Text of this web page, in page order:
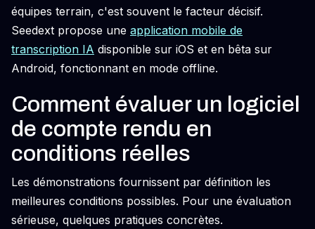
équipes terrain, c'est souvent le facteur décisif.
Seedext propose une application mobile de
transcription IA disponible sur iOS et en bêta sur
Android, fonctionnant en mode offline.
Comment évaluer un logiciel
de compte rendu en
conditions réelles
Les démonstrations fournissent par définition les
meilleures conditions possibles. Pour une évaluation
sérieuse, quelques pratiques concrètes.